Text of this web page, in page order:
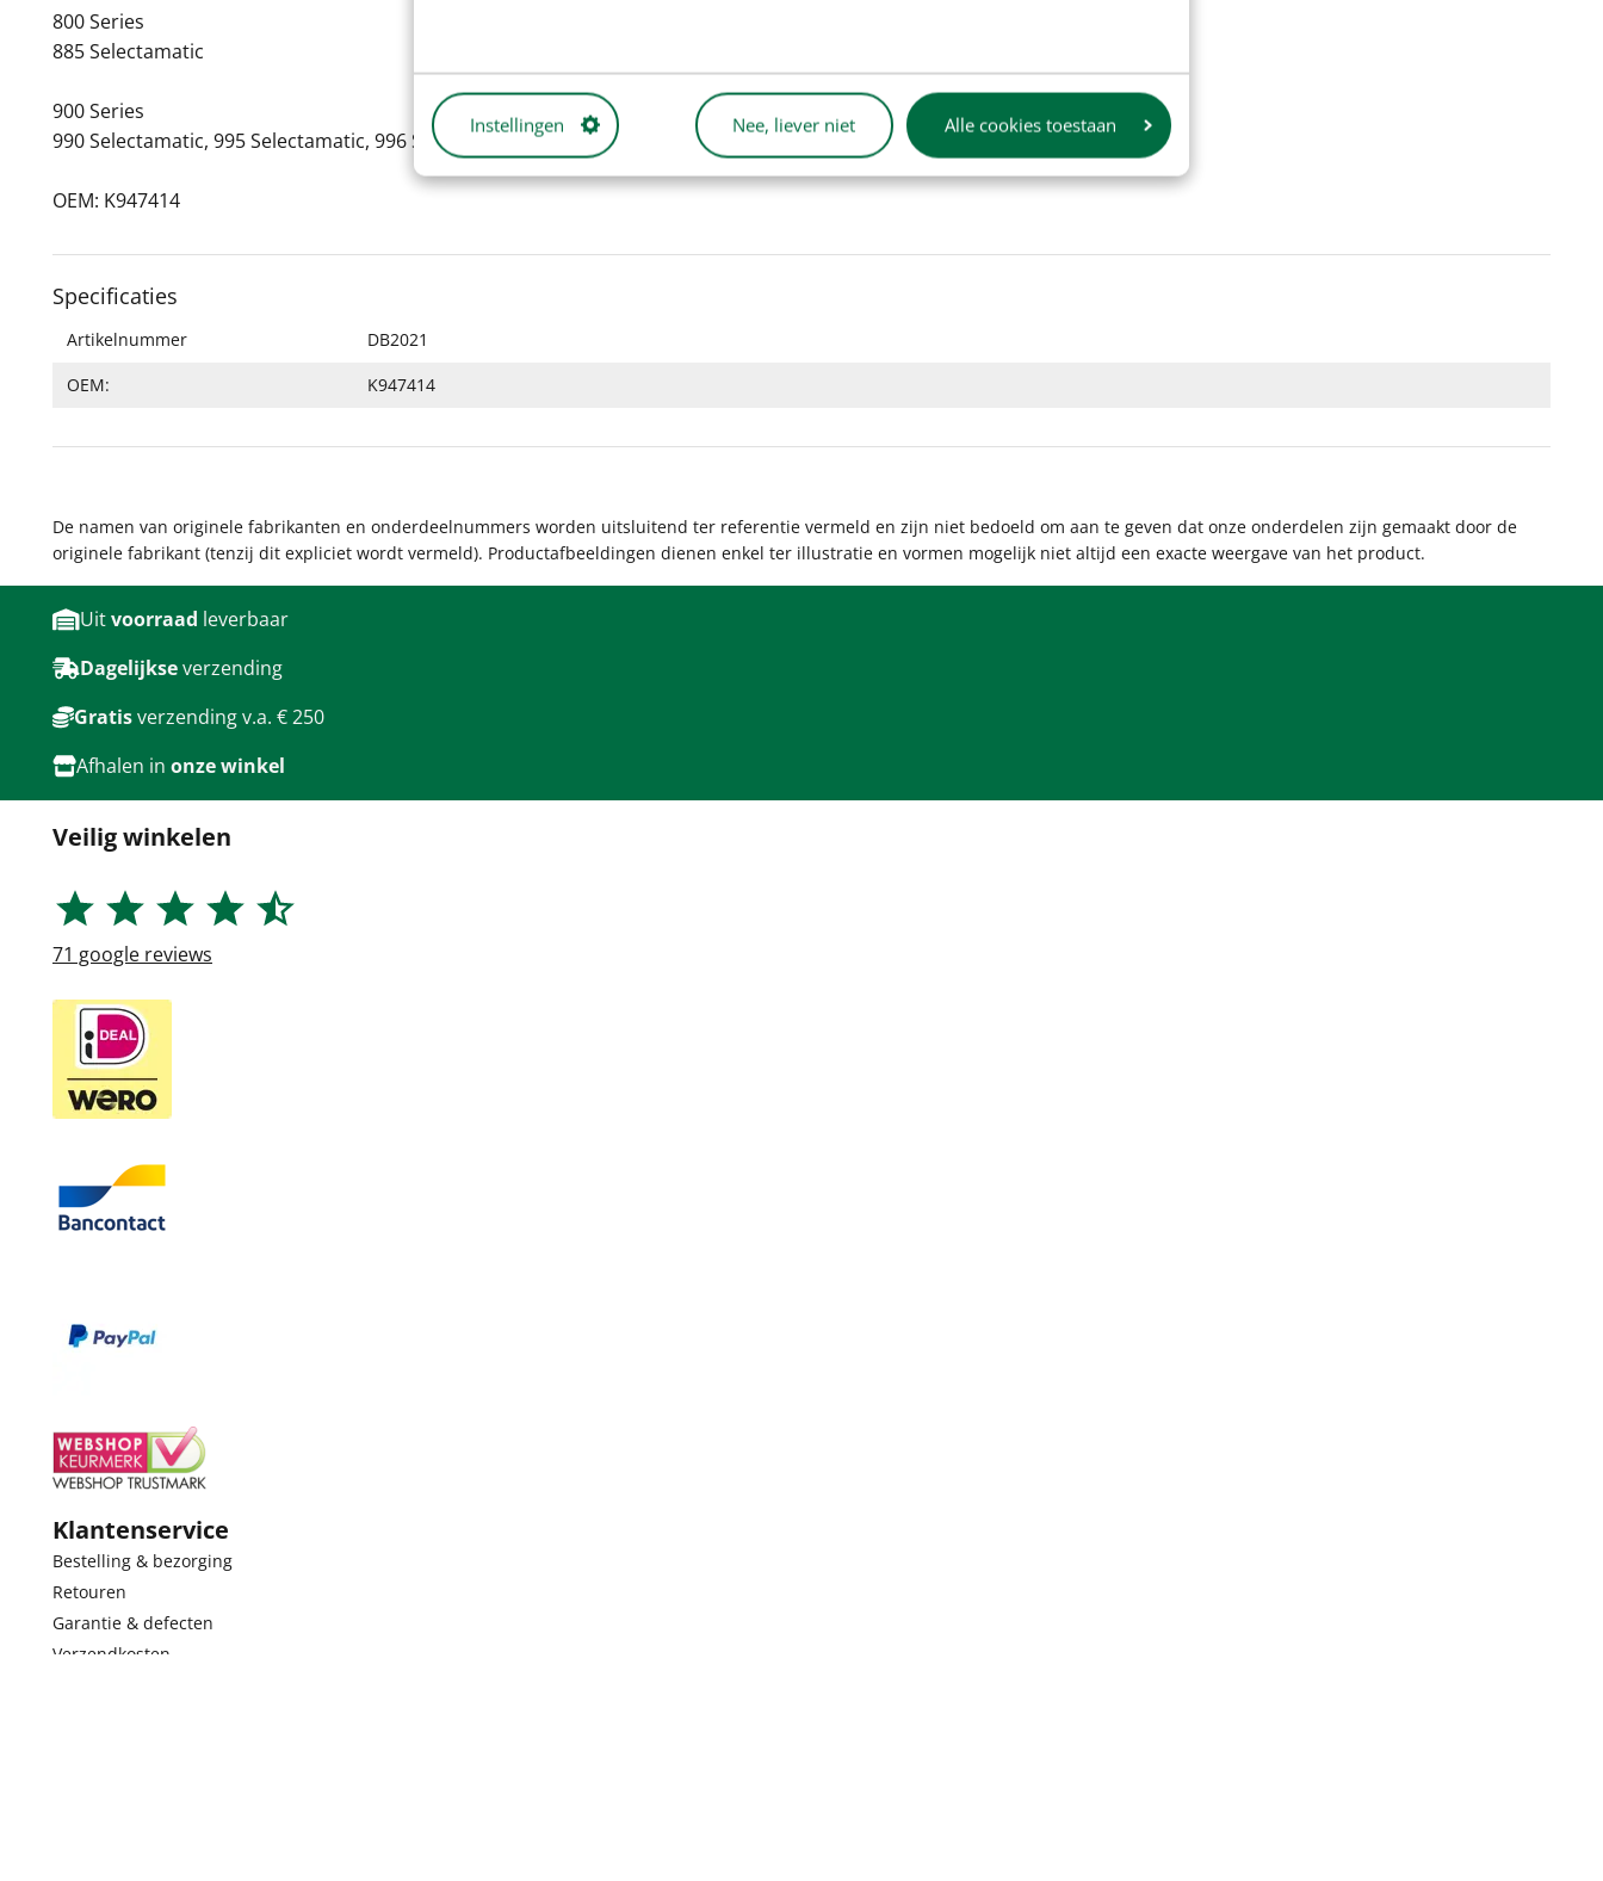
Instellingen Nee, liever niet Alle cookies toestaan
800 Series
885 Selectamatic
900 Series
990 Selectamatic, 995 Selectamatic, 996 Selectamatic
OEM: K947414
Specificaties
Artikelnummer
DB2021
OEM:
K947414
De namen van originele fabrikanten en onderdeelnummers worden uitsluitend ter referentie vermeld en zijn niet bedoeld om aan te geven dat onze onderdelen zijn gemaakt door de
originele fabrikant (tenzij dit expliciet wordt vermeld). Productafbeeldingen dienen enkel ter illustratie en vormen mogelijk niet altijd een exacte weergave van het product.
Uitvoorraad leverbaar
Dagelijkseverzending
Gratisverzending v.a. € 250
Afhalen in onze winkel
Veilig winkelen
71 google reviews
Klantenservice
Bestelling & bezorging
Retouren
Garantie & defecten
Verzendkosten